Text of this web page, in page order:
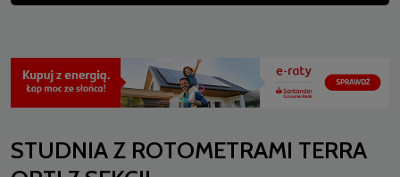
STUDNIA Z ROTOMETRAMI TERRA